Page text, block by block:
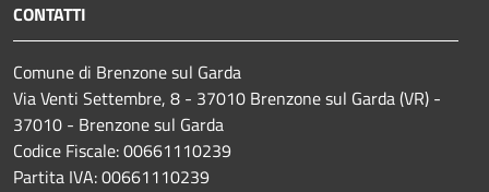
CONTATTI
Comune di Brenzone sul Garda
Via Venti Settembre, 8 - 37010 Brenzone sul Garda (VR) -
37010 - Brenzone sul Garda
Codice Fiscale: 00661110239
Partita IVA: 00661110239